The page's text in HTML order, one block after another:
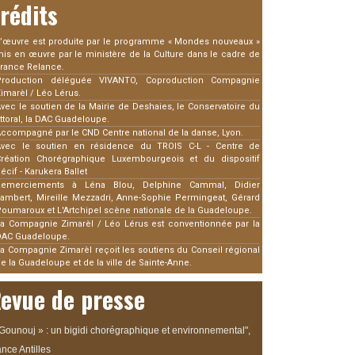
est produite par le programme « Mondes nouveaux »
en œuvre par le ministère de la Culture dans le cadre de
Relance.
déléguée VIVANTO, Coproduction Compagnie
/ Léo Lérus.
le soutien de la Mairie de Deshaies, le Conservatoire du
la DAC Guadeloupe.
par le CND Centre national de la danse, Lyon.
le soutien en résidence du TROIS C-L - Centre de
Chorégraphique Luxembourgeois et du dispositif
- Karukera Ballet
à Léna Blou, Delphine Cammal, Didier
Mireille Mezzadri, Anne-Sophie Permingeat, Gérard
et L'Artchipel scène nationale de la Guadeloupe.
Compagnie Zimarèl / Léo Lérus est conventionnée par la
Guadeloupe.
Compagnie Zimarèl reçoit les soutiens du Conseil régional
la Guadeloupe et de la ville de Sainte-Anne.
de presse
» : un bigidi chorégraphique et environnemental",
Antilles